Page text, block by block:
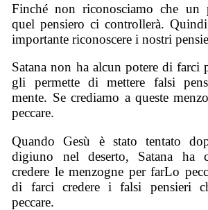
Finché non riconosciamo che un
quel pensiero ci controllerà.
importante riconoscere i nostri
Satana non ha alcun potere di farci
gli permette di mettere falsi
mente. Se crediamo a queste
peccare.
Quando Gesù è stato tentato
digiuno nel deserto, Satana ha
credere le menzogne per farLo
di farci credere i falsi pensieri
peccare.